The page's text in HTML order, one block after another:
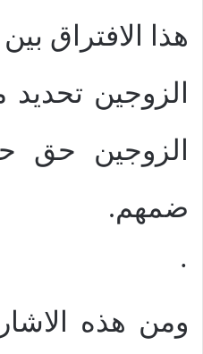
هذا الافتراق بين
الزوجين
الزوجين حق
ضمهم.
·
ومن هذه